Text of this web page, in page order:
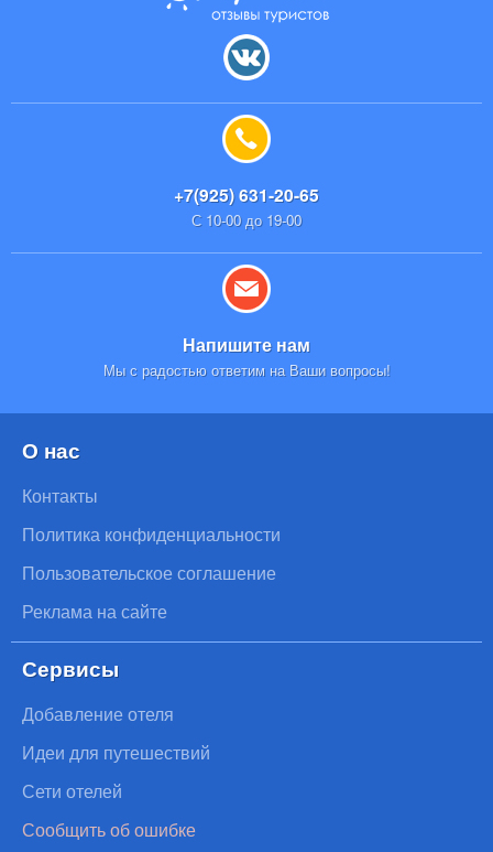
+7(925) 631-20-65
С 10-00 до 19-00
Напишите нам
Мы с радостью ответим на Ваши вопросы!
О нас
Контакты
Политика конфиденциальности
Пользовательское соглашение
Реклама на сайте
Сервисы
Добавление отеля
Идеи для путешествий
Сети отелей
Сообщить об ошибке